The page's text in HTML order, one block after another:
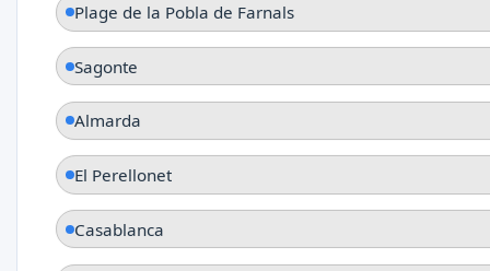
Plage de la Pobla de Farnals
Sagonte
Almarda
El Perellonet
Casablanca